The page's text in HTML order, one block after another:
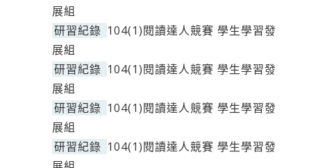
展組
研習紀錄 104(1)閱讀達人競賽 學生學習發
展組
研習紀錄 104(1)閱讀達人競賽 學生學習發
展組
研習紀錄 104(1)閱讀達人競賽 學生學習發
展組
研習紀錄 104(1)閱讀達人競賽 學生學習發